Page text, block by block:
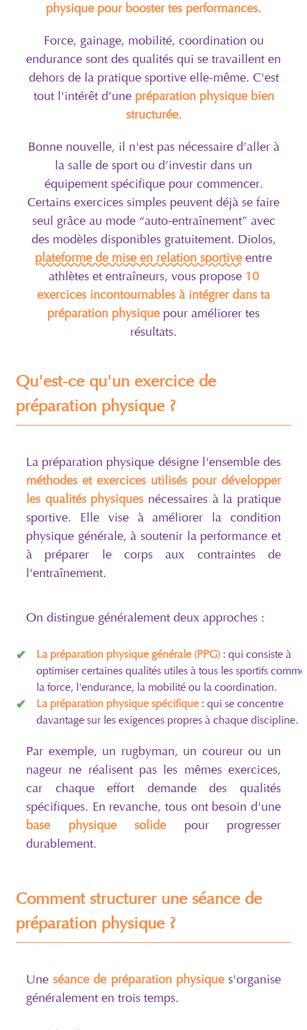
physique pour booster tes performances.
Force, gainage, mobilité, coordination ou
endurance sont des qualités qui se travaillent en
dehors de la pratique sportive elle-même. C'est
tout l'intérêt d’une préparation physique bien
structurée.
Bonne nouvelle, il n'est pas nécessaire d’aller à
la salle de sport ou d’investir dans un
équipement spécifique pour commencer.
Certains exercices simples peuvent déjà se faire
seul grâce au mode “auto-entraînement” avec
des modèles disponibles gratuitement. Diolos,
plateforme de mise en relation sportiveentre
athlètes et entraîneurs, vous propose 10
exercices incontournables à intégrer dans ta
préparation physiquepour améliorer tes
résultats.
Qu'est-ce qu'un exercice de
préparation physique ?
La préparation physique désigne l'ensemble des
méthodes et exercices utilisés pour développer
les qualités physiques nécessaires à la pratique
sportive. Elle vise à améliorer la condition
physique générale, à soutenir la performance et
à préparer le corps aux contraintes de
l'entraînement.
On distingue généralement deux approches :
La préparation physique générale (PPG) : qui consiste à
optimiser certaines qualités utiles à tous les sportifs comme
la force, l'endurance, la mobilité ou la coordination.
La préparation physique spécifique: qui se concentre
davantage sur les exigences propres à chaque discipline.
Par exemple, un rugbyman, un coureur ou un
nageur ne réalisent pas les mêmes exercices,
car chaque effort demande des qualités
spécifiques. En revanche, tous ont besoin d'une
base physique solidepour progresser
durablement.
Comment structurer une séance de
préparation physique ?
Uneséance de préparation physiques'organise
généralement en trois temps.